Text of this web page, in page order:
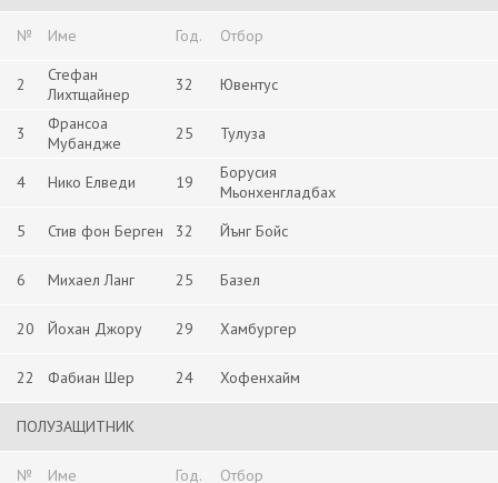
№ Име Год. Отбор
2
Стефан
Лихтщайнер
32 Ювентус
3
Франсоа
Мубандже
25 Тулуза
4 Нико Елведи 19
Борусия
Мьонхенгладбах
5
Стив фон Берген 32 Йънг Бойс
6 Михаел Ланг 25 Базел
20 Йохан Джору 29 Хамбургер
22 Фабиан Шер 24 Хофенхайм
ПОЛУЗАЩИТНИК
№ Име Год. Отбор